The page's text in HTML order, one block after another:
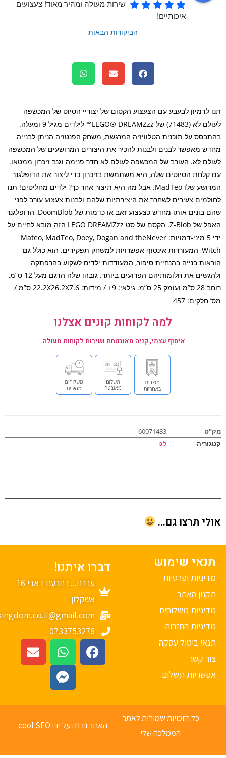
שירות מעולה ומהיר מאוד! צעצועים
איכותיים!
הביקורות הבאות
לדמיון לבעבע עם הצעצוע הקסום של יצוריי הסיוט של המכשפה
לעולם לא (71483) של LEGO® DREAMZzz™ לילדים מגיל 9 ומעלה.
על תוכנית הטלוויזיה המרגשת, משחק הפנטזיה הניתן לבנייה
מאפשר לבנים ולבנות להכיר את היצורים המרושעים של המכשפה
לא. העורב של המכשפה לעולם לא חדר פנימה וגנב זיכרון ממטאו.
הסיוטים שלה, היא משתמשת בזיכרון כדי ליצור את הדופלגנר
המרושע שלו MadTeo. אבל מה היא תיצור אחר כך? ילדים מחליטים! תנו
צעירים לשחרר את היצירתיות שלהם ולבנות צעצוע עורב לפני
שהם בונים אותו מחדש כצעצוע זאב או כדמות של DoomBlob, הדופלגנר
האפל של Z-Blob. הקסם של סט LEGO DREAMZzz הזה מובא לחיים על
ידי 5 מיני-דמויות: Mateo, MadTeo, Doey, Dogan and theNever
Witch, המעוררות אינסוף אפשרויות למשחק תפקידים. הוא כולל גם
בנייה בהנחיית סיפור, המעודדות ילדים לשקוע בהרפתקה
ולהגשים את חלומותיהם הפרועים ביותר. גובהו שלה הדגם מעל 12 ס”מ,
רוחב 28 ס”מ ועומק 25 ס”מ. גילאי: 9+ / מידות: 22.2X26.2X7.6 ס”מ /
457
למה לקוחות קונים אצלנו
איסוף עצמי, קניה מאובטחת ושירות לקוחות מעולה
60071483
תרצו גם...
שימוש
ופרטיות
האתר
משלוחים
החזרות
ביטול עסקה
קשר
תשלום
דברו איתנו!
עברנו... רחבעם דאבי 16
אשקלון
mykingdom.co.il@gmail.com
0733753278
כל הזכויות שמורות לאתר
הממלכה שלי
האתר נבנה על ידי cool SEO